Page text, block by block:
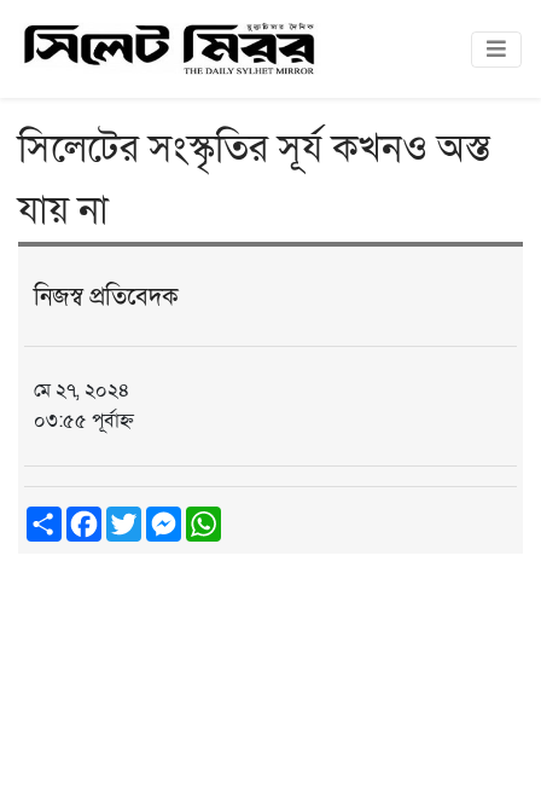
সিলেটের সংস্কৃতির সূর্য কখনও অস্ত
যায় না
নিজস্ব প্রতিবেদক
মে ২৭, ২০২৪
০৩:৫৫ পূর্বাহ্ন
ShareFacebook
TwitterMessenger